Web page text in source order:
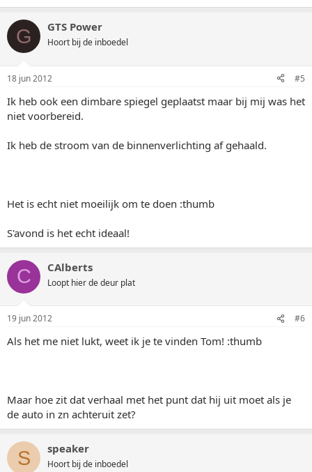
G GTS Power
Hoort bij de inboedel
18 jun 2012 #5
Ik heb ook een dimbare spiegel geplaatst maar bij mij was het
niet voorbereid.
Ik heb de stroom van de binnenverlichting af gehaald.
Het is echt niet moeilijk om te doen :thumb
S'avond is het echt ideaal!
C CAlberts
Loopt hier de deur plat
19 jun 2012 #6
Als het me niet lukt, weet ik je te vinden Tom! :thumb
Maar hoe zit dat verhaal met het punt dat hij uit moet als je
de auto in zn achteruit zet?
S speaker
Hoort bij de inboedel